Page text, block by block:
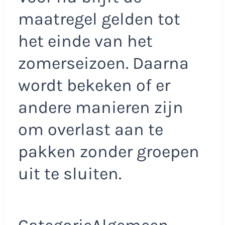
maatregel gelden tot
het einde van het
zomerseizoen. Daarna
wordt bekeken of er
andere manieren zijn
om overlast aan te
pakken zonder groepen
uit te sluiten.